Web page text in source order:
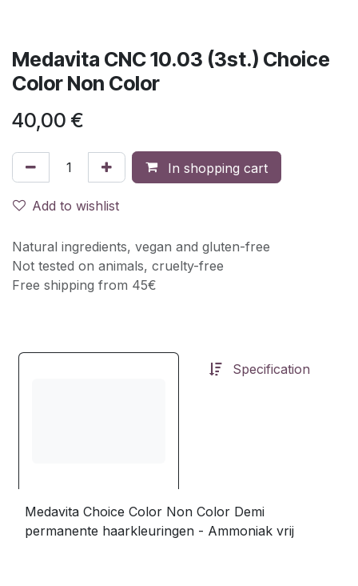
Medavita CNC 10.03 (3st.) Choice
Color Non Color
40,00 €
In shopping cart
Add to wishlist
Natural ingredients, vegan and gluten-free
Not tested on animals, cruelty-free
Free shipping from 45€
Specification
Medavita Choice Color Non Color Demi
permanente haarkleuringen - Ammoniak vrij